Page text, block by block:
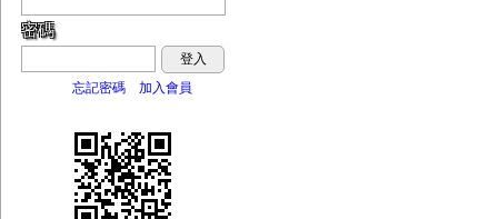
密碼
登入
忘記密碼
加入會員